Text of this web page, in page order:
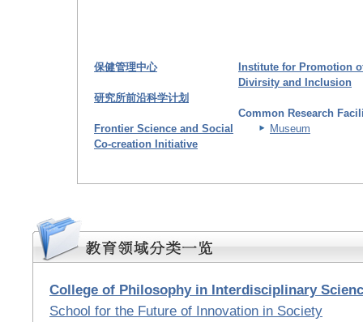
保健管理中心
研究所前沿科学计划
Frontier Science and Social
Co-creation Initiative
Institute for Promotion
Divirsity and Inclusion
Common Research
Museum
College of Philosophy in Interdisciplinary
School for the Future of Innovation in Society